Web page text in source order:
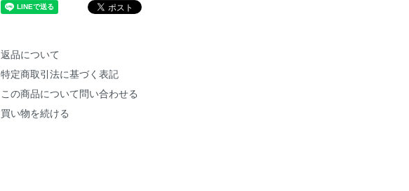
返品について
特定商取引法に基づく表記
この商品について問い合わせる
買い物を続ける